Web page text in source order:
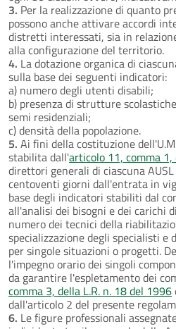
3. Per la realizzazione di quanto
possono anche attivare accordi
distretti interessati, sia in
alla configurazione del territorio.
4. La dotazione organica di
sulla base dei seguenti indicatori:
a) numero degli utenti disabili;
b) presenza di strutture
semi residenziali;
c) densità della popolazione.
5. Ai fini della costituzione
stabilita dall'articolo 11, comma
direttori generali di ciascuna
centoventi giorni dall'entrata in
base degli indicatori stabiliti dal
all'analisi dei bisogni e dei carichi
numero dei tecnici della
specializzazione degli specialisti
per singole situazioni o progetti.
l'impegno orario dei singoli
da garantire l'espletamento dei
comma 3, della L.R. n. 18 del 1996
dall'articolo 2 del presente
6. Le figure professionali